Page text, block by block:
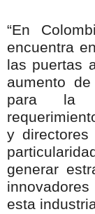
“En
encuentra
las puertas
aumento
para la
y
generar
esta